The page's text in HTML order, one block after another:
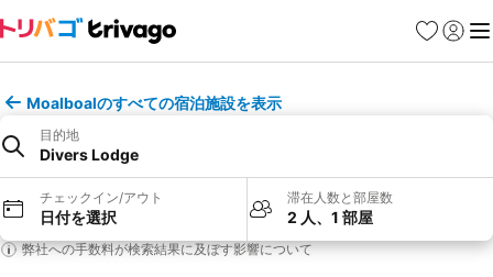
お気に入り
ログイ
メ
Moalboalのすべての宿泊施設を表示
目的地
Divers Lodge
チェックイン/アウト
日付を選択
滞在人数と部屋数
2 人、1 部屋
弊社への手数料が検索結果に及ぼす影響について